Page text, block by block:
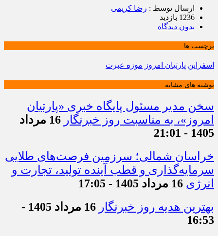
ارسال توسط : رضا کریمی
1236 بازدید
بدون دیدگاه
برچسب ها
اسفراین پارتیان امروز موزه عبرت
نوشته های مشابه
سخن مدیر مسئول پایگاه خبری «پارتیان
امروز»، به مناسبت روز خبرنگار
16 مرداد
1405 - 21:01
خراسان شمالی؛ سرزمین فرصت‌های طلایی
سرمایه‌گذاری و قطب آینده تولید، تجارت و
انرژی 16 مرداد 1405 - 17:05
بهترین هدیه روز خبرنگار
16 مرداد 1405 -
16:53